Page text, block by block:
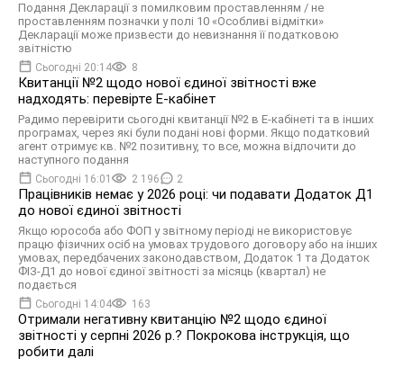
Подання Декларації з помилковим проставленням / не
проставленням позначки у полі 10 «Особливі відмітки»
Декларації може призвести до невизнання її податковою
звітністю
Сьогодні 20:14 8
Квитанції №2 щодо нової єдиної звітності вже
надходять: перевірте Е-кабінет
Радимо перевірити сьогодні квитанції №2 в Е-кабінеті та в інших
програмах, через які були подані нові форми. Якщо податковий
агент отримує кв. №2 позитивну, то все, можна відпочити до
наступного подання
Сьогодні 16:01 2 196 2
Працівників немає у 2026 році: чи подавати Додаток Д1
до нової єдиної звітності
Якщо юрособа або ФОП у звітному періоді не використовує
працю фізичних осіб на умовах трудового договору або на інших
умовах, передбачених законодавством, Додаток 1 та Додаток
ФІЗ-Д1 до нової єдиної звітності за місяць (квартал) не
подається
Сьогодні 14:04 163
Отримали негативну квитанцію №2 щодо єдиної
звітності у серпні 2026 р.? Покрокова інструкція, що
робити далі